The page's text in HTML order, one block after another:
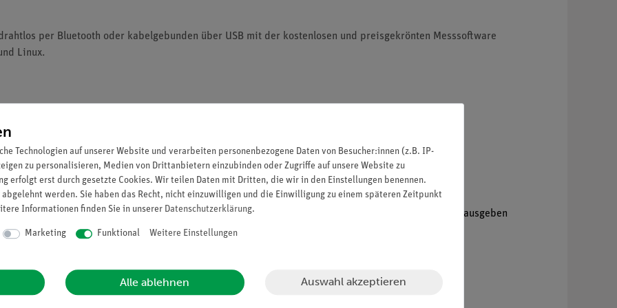
per Bluetooth oder kabelgebunden über USB mit der kostenlosen und preisgekrönten Messsoftware
Linux.
und der kostenlosen
bis zu 50 Unterrichtsstunden mit einer Akkuladung.
in der Umwelt.
unit Röntgengerät, 35 kV (Artikelnummer 09057-99) eingesetzt werden.
und kann neben der Messwerterfassung die erkannten Strahlungsimpulse über ein Tonsignal ausgeben
Technologien auf unserer Website und verarbeiten personenbezogene Daten von Besucher:innen (z.B. IP-
zu personalisieren, Medien von Drittanbietern einzubinden oder Zugriffe auf unsere Website zu
erfolgt erst durch gesetzte Cookies. Wir teilen Daten mit Dritten, die wir in den Einstellungen benennen.
werden. Sie haben das Recht, nicht einzuwilligen und die Einwilligung zu einem späteren Zeitpunkt
Informationen finden Sie in unserer Daten­schutz­erklärung.
Marketing Funktional Weitere Einstellungen
Alle ablehnen Auswahl akzeptieren